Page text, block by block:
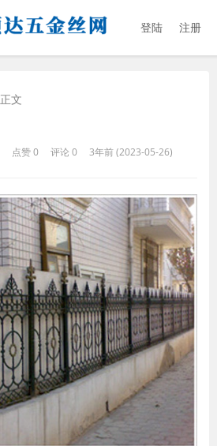
登陆 注册
正文
点赞 0 评论 0 3年前 (2023-05-26)